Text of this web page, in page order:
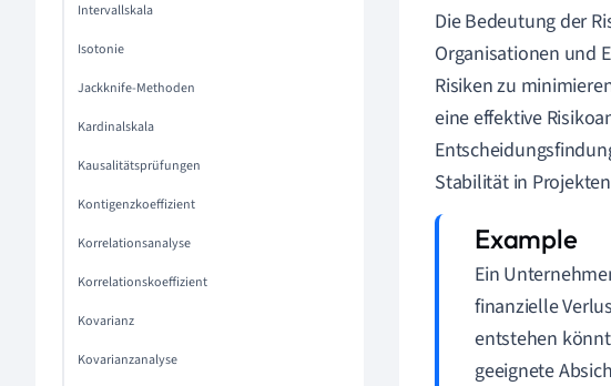
Intervallskala
Isotonie
Jackknife-Methoden
Kardinalskala
Kausalitätsprüfungen
Kontigenzkoeffizient
Korrelationsanalyse
Korrelationskoeffizient
Kovarianz
Kovarianzanalyse
Die Bedeutung der
Organisationen und
Risiken zu
eine effektive
Stabilität in
Ein
finanzielle
entstehen
geeignete